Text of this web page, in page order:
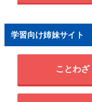
学習向け姉妹サイト
ことわ